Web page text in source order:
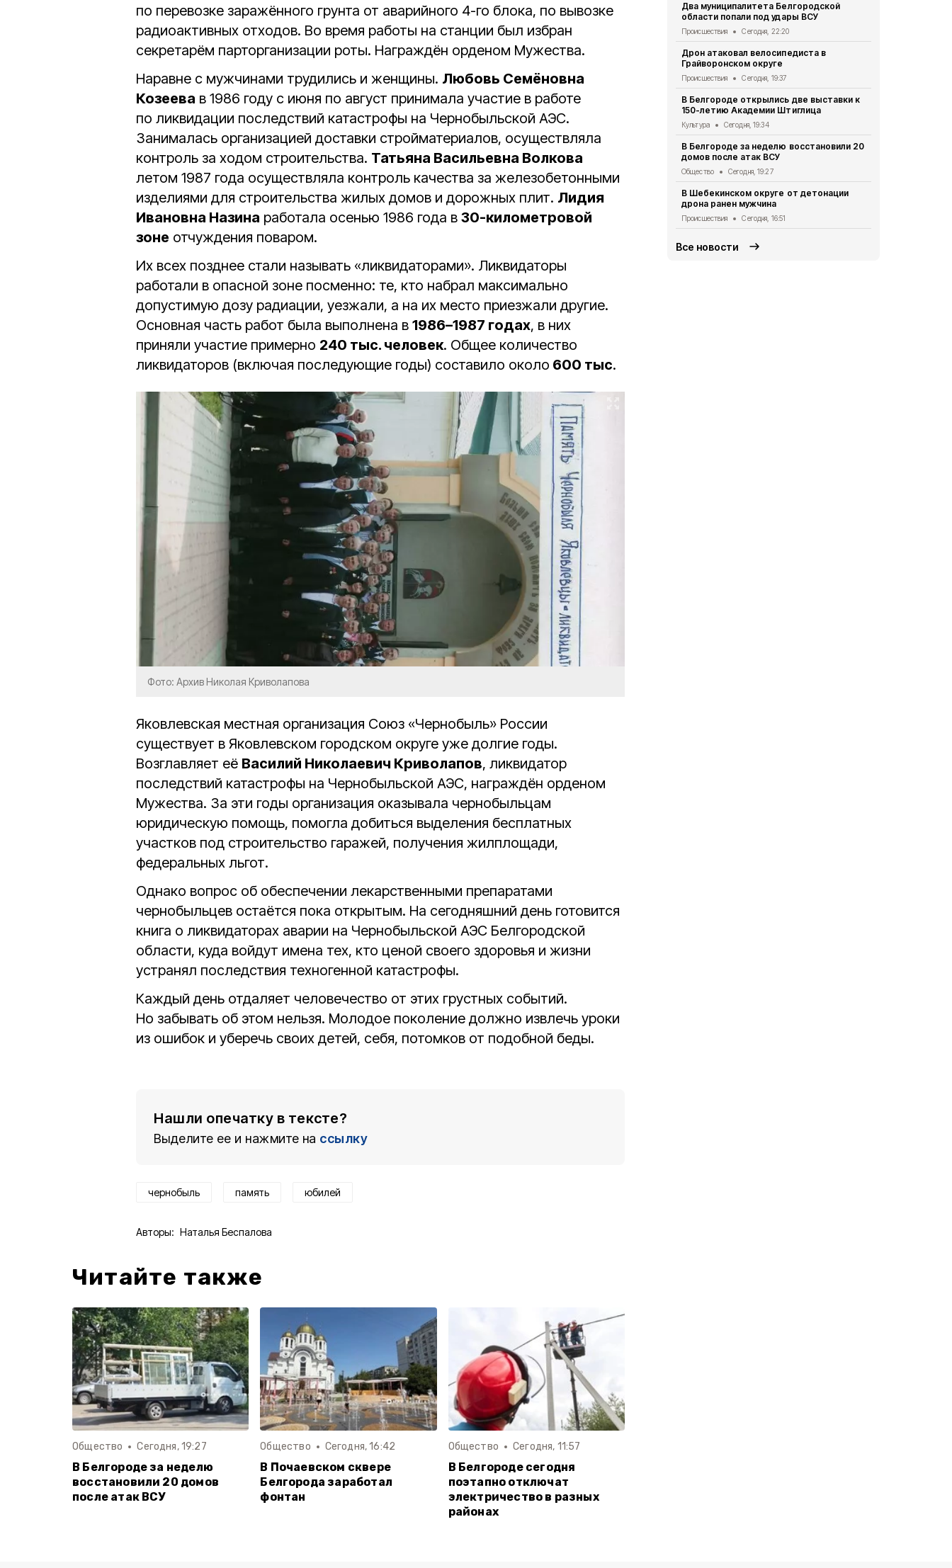
по перевозке заражённого грунта от аварийного 4-го блока, по вывозке
радиоактивных отходов. Во время работы на станции был избран
секретарём парторганизации роты. Награждён орденом Мужества.
Наравне с мужчинами трудились и женщины. Любовь Семёновна
Козеева в 1986 году с июня по август принимала участие в работе
по ликвидации последствий катастрофы на Чернобыльской АЭС.
Занималась организацией доставки стройматериалов, осуществляла
контроль за ходом строительства. Татьяна Васильевна Волкова
летом 1987 года осуществляла контроль качества за железобетонными
изделиями для строительства жилых домов и дорожных плит. Лидия
Ивановна Назина работала осенью 1986 года в 30-километровой
зоне отчуждения поваром.
Их всех позднее стали называть «ликвидаторами». Ликвидаторы
работали в опасной зоне посменно: те, кто набрал максимально
допустимую дозу радиации, уезжали, а на их место приезжали другие.
Основная часть работ была выполнена в 1986–1987 годах, в них
приняли участие примерно 240 тыс. человек. Общее количество
ликвидаторов (включая последующие годы) составило около 600 тыс.
Фото: Архив Николая Криволапова
Яковлевская местная организация Союз «Чернобыль» России
существует в Яковлевском городском округе уже долгие годы.
Возглавляет её Василий Николаевич Криволапов, ликвидатор
последствий катастрофы на Чернобыльской АЭС, награждён орденом
Мужества. За эти годы организация оказывала чернобыльцам
юридическую помощь, помогла добиться выделения бесплатных
участков под строительство гаражей, получения жилплощади,
федеральных льгот.
Однако вопрос об обеспечении лекарственными препаратами
чернобыльцев остаётся пока открытым. На сегодняшний день готовится
книга о ликвидаторах аварии на Чернобыльской АЭС Белгородской
области, куда войдут имена тех, кто ценой своего здоровья и жизни
устранял последствия техногенной катастрофы.
Каждый день отдаляет человечество от этих грустных событий.
Но забывать об этом нельзя. Молодое поколение должно извлечь уроки
из ошибок и уберечь своих детей, себя, потомков от подобной беды.
Нашли опечатку в тексте?
Выделите ее и нажмите на ссылку
чернобыль память юбилей
Авторы: Наталья Беспалова
Читайте также
Общество Сегодня, 19:27
В Белгороде за неделю
восстановили 20 домов
после атак ВСУ
Общество Сегодня, 16:42
В Почаевском сквере
Белгорода заработал
фонтан
Общество Сегодня, 11:57
В Белгороде сегодня
поэтапно отключат
электричество в разных
районах
Два муниципалитета Белгородской
области попали под удары ВСУ
Происшествия Сегодня, 22:20
Дрон атаковал велосипедиста в
Грайворонском округе
Происшествия Сегодня, 19:37
В Белгороде открылись две выставки к
150-летию Академии Штиглица
Культура Сегодня, 19:34
В Белгороде за неделю восстановили 20
домов после атак ВСУ
Общество Сегодня, 19:27
В Шебекинском округе от детонации
дрона ранен мужчина
Происшествия Сегодня, 16:51
Все новости